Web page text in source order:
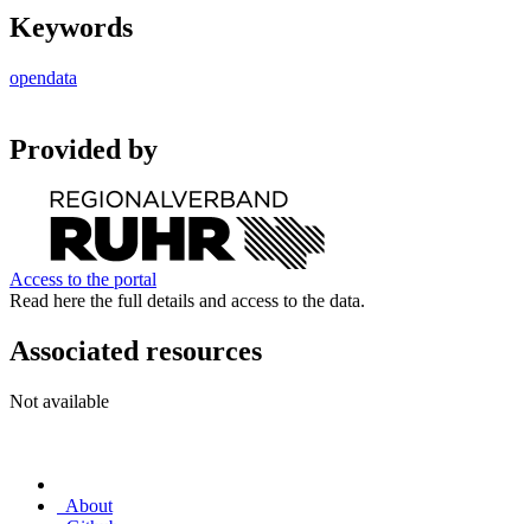
Keywords
opendata
Provided by
Access to the portal
Read here the full details and access to the data.
Associated resources
Not available
About